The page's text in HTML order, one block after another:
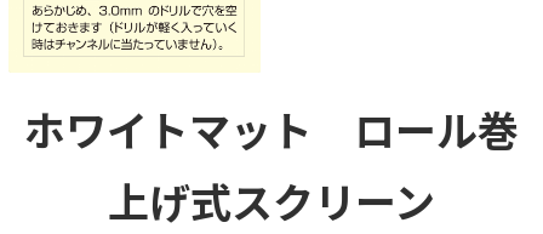
ホワイトマット ロール巻
上げ式スクリーン